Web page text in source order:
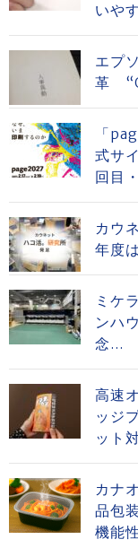
いや
エプ
革
「
式サ
回目
カウ
年度
ミケ
ンハ
念...
高速
ッジ
ット
カナ
品包
機能